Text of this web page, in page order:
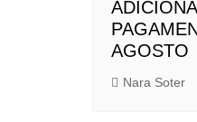
AGOSTO
Nara Soter